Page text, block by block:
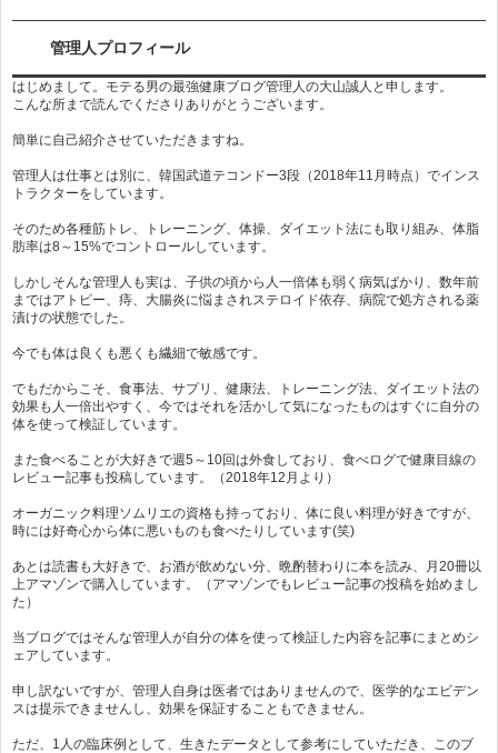
管理人プロフィール
はじめまして。モテる男の最強健康ブログ管理人の大山誠人と申します。
こんな所まで読んでくださりありがとうございます。
簡単に自己紹介させていただきますね。
管理人は仕事とは別に、韓国武道テコンドー3段（2018年11月時点）でインス
トラクターをしています。
そのため各種筋トレ、トレーニング、体操、ダイエット法にも取り組み、体脂
肪率は8～15%でコントロールしています。
しかしそんな管理人も実は、子供の頃から人一倍体も弱く病気ばかり、数年前
まではアトピー、痔、大腸炎に悩まされステロイド依存、病院で処方される薬
漬けの状態でした。
今でも体は良くも悪くも繊細で敏感です。
でもだからこそ、食事法、サプリ、健康法、トレーニング法、ダイエット法の
効果も人一倍出やすく、今ではそれを活かして気になったものはすぐに自分の
体を使って検証しています。
また食べることが大好きで週5～10回は外食しており、食べログで健康目線の
レビュー記事も投稿しています。（2018年12月より）
オーガニック料理ソムリエの資格も持っており、体に良い料理が好きですが、
時には好奇心から体に悪いものも食べたりしています(笑)
あとは読書も大好きで、お酒が飲めない分、晩酌替わりに本を読み、月20冊以
上アマゾンで購入しています。（アマゾンでもレビュー記事の投稿を始めまし
た）
当ブログではそんな管理人が自分の体を使って検証した内容を記事にまとめシ
ェアしています。
申し訳ないですが、管理人自身は医者ではありませんので、医学的なエビデン
スは提示できませんし、効果を保証することもできません。
ただ、1人の臨床例として、生きたデータとして参考にしていただき、このブ